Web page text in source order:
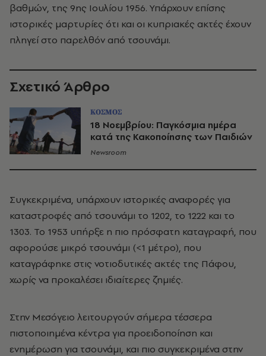
βαθμών, της 9ης Ιουλίου 1956. Υπάρχουν επίσης
ιστορικές μαρτυρίες ότι και οι κυπριακές ακτές έχουν
πληγεί στο παρελθόν από τσουνάμι.
Σχετικό Άρθρο
ΚΟΣΜΟΣ
18 Νοεμβρίου: Παγκόσμια ημέρα
κατά της Κακοποίησης των Παιδιών
Newsroom
Συγκεκριμένα, υπάρχουν ιστορικές αναφορές για
καταστροφές από τσουνάμι το 1202, το 1222 και το
1303. Το 1953 υπήρξε η πιο πρόσφατη καταγραφή, που
αφορούσε μικρό τσουνάμι (<1 μέτρο), που
καταγράφηκε στις νοτιοδυτικές ακτές της Πάφου,
χωρίς να προκαλέσει ιδιαίτερες ζημιές.
Στην Μεσόγειο λειτουργούν σήμερα τέσσερα
πιστοποιημένα κέντρα για προειδοποίηση και
ενημέρωση για τσουνάμι, και πιο συγκεκριμένα στην